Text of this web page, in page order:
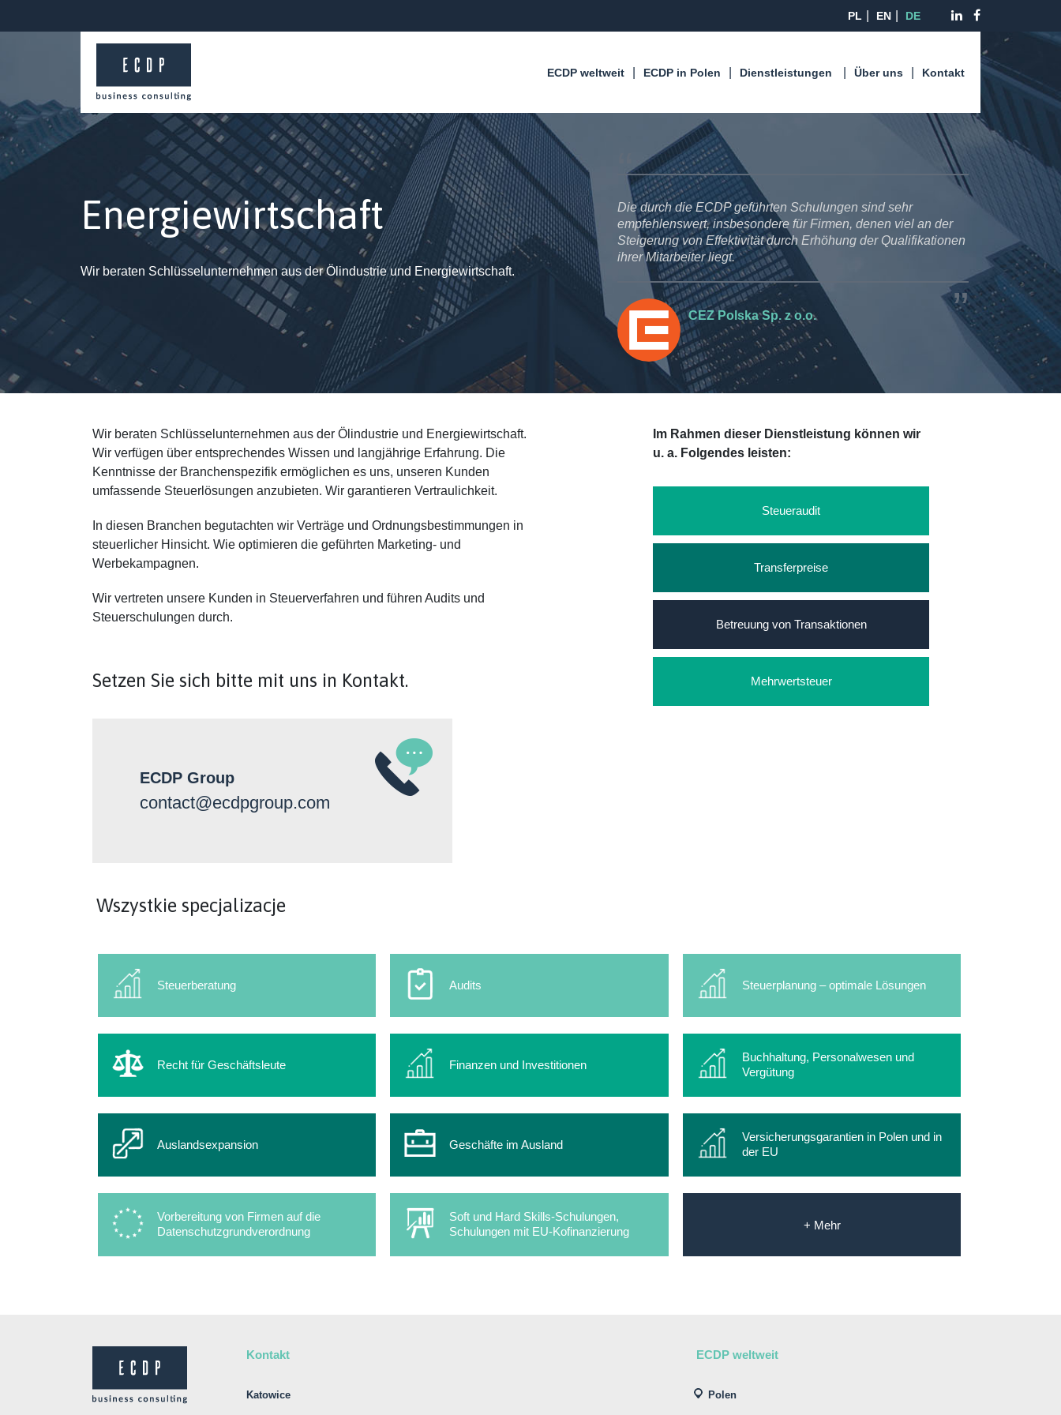
PL EN DE
ECDP weltweit ECDP in Polen Dienstleistungen Über uns Kontakt
Energiewirtschaft
Wir beraten Schlüsselunternehmen aus der Ölindustrie und Energiewirtschaft.
Die durch die ECDP geführten Schulungen sind sehr
empfehlenswert, insbesondere für Firmen, denen viel an der
Steigerung von Effektivität durch Erhöhung der Qualifikationen
ihrer Mitarbeiter liegt.
CEZ Polska Sp. z o.o.
Die durch die ECDP geführten Schulungen sind sehr
empfehlenswert, insbesondere für Firmen, denen viel an der
Steigerung von Effektivität durch Erhöhung der Qualifikationen
ihrer Mitarbeiter liegt.
CEZ Polska Sp. z o.o.
Wir beraten Schlüsselunternehmen aus der Ölindustrie und Energiewirtschaft.
Wir verfügen über entsprechendes Wissen und langjährige Erfahrung. Die
Kenntnisse der Branchenspezifik ermöglichen es uns, unseren Kunden
umfassende Steuerlösungen anzubieten. Wir garantieren Vertraulichkeit.
In diesen Branchen begutachten wir Verträge und Ordnungsbestimmungen in
steuerlicher Hinsicht. Wie optimieren die geführten Marketing- und
Werbekampagnen.
Wir vertreten unsere Kunden in Steuerverfahren und führen Audits und
Steuerschulungen durch.
Setzen Sie sich bitte mit uns in Kontakt.
ECDP Group
contact@ecdpgroup.com
Im Rahmen dieser Dienstleistung können wir
u. a. Folgendes leisten:
Steueraudit
Transferpreise
Betreuung von Transaktionen
Mehrwertsteuer
Wszystkie specjalizacje
Steuerberatung Audits Steuerplanung – optimale Lösungen
Recht für Geschäftsleute Finanzen und Investitionen
Buchhaltung, Personalwesen und
Vergütung
Auslandsexpansion Geschäfte im Ausland
Versicherungsgarantien in Polen und in
der EU
Vorbereitung von Firmen auf die
Datenschutzgrundverordnung
Soft und Hard Skills-Schulungen,
Schulungen mit EU-Kofinanzierung
+ Mehr
Kontakt
Katowice
ECDP weltweit
Polen